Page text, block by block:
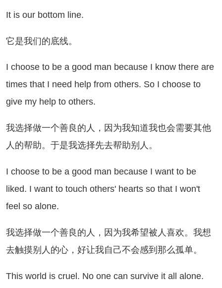
our bottom line.
我们的底线。
to be a good man because I know there are
times that I need help from others. So I choose to
give my help to others.
择做一个善良的人，因为我知道我也会需要其他
人的帮助。于是我选择先去帮助别人。
to be a good man because I want to be
liked. I want to touch others' hearts so that I won't
feel so alone.
择做一个善良的人，因为我希望被人喜欢。我想
去触摸别人的心，好让我自己不会感到那么孤单。
world is cruel. No one can survive it all alone.